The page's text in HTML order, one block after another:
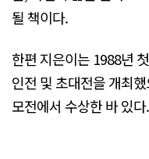
될 책이다.
한편 지은이는 1988년
인전 및 초대전을 개최
모전에서 수상한 바 있